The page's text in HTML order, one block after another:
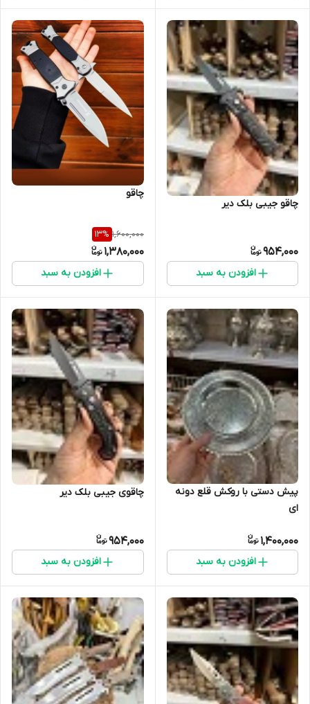
چاقو جیبی بلک دیر
954,000
افزودن به سبد
چاقو
1,600,000
13%
1,380,000
افزودن به سبد
پیش دستی با روکش قلع دونه
ای
1,400,000
افزودن به سبد
چاقوی جیبی بلک دیر
954,000
افزودن به سبد